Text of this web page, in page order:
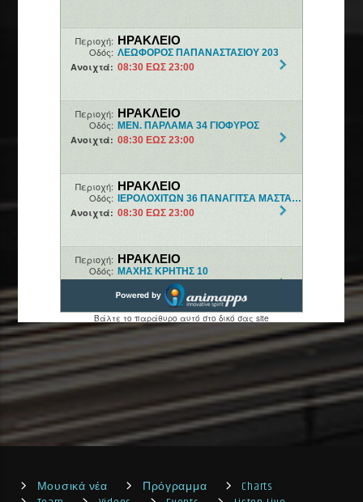
Μουσικά νέα Πρόγραμμα
Charts